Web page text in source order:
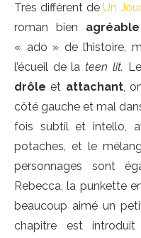
Très différent deUn Jour
roman bien agréable
« ado » de l’histoire,
l’écueil de lateen lit.
drôle et attachant,
côté gauche et mal
fois subtil et intello,
potaches, et le
personnages sont
Rebecca, la punkette
beaucoup aimé un
chapitre est